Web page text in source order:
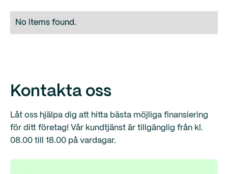
No items found.
Kontakta oss
Låt oss hjälpa dig att hitta bästa möjliga finansiering
för ditt företag! Vår kundtjänst är tillgänglig från kl.
08.00 till 18.00 på vardagar.